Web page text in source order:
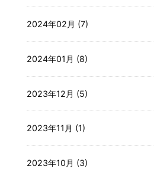
2024年02月 (7)
2024年01月 (8)
2023年12月 (5)
2023年11月 (1)
2023年10月 (3)